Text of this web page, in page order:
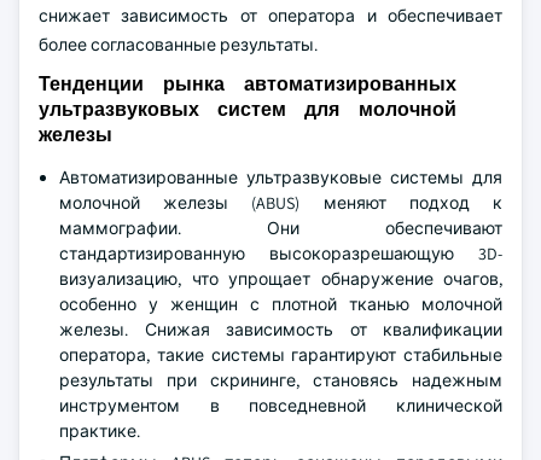
снижает зависимость от оператора и обеспечивает
более согласованные результаты.
Тенденции рынка автоматизированных
ультразвуковых систем для молочной
железы
Автоматизированные ультразвуковые системы для
молочной железы (ABUS) меняют подход к
маммографии. Они обеспечивают
стандартизированную высокоразрешающую 3D-
визуализацию, что упрощает обнаружение очагов,
особенно у женщин с плотной тканью молочной
железы. Снижая зависимость от квалификации
оператора, такие системы гарантируют стабильные
результаты при скрининге, становясь надежным
инструментом в повседневной клинической
практике.